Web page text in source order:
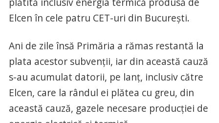
Elcen în cele patru CET-uri din București.
Ani de zile însă Primăria a rămas restantă la
plata acestor subvenții, iar din această cauză
s-au acumulat datorii, pe lanț, inclusiv către
Elcen, care la rândul ei plătea cu greu, din
această cauză, gazele necesare producției de